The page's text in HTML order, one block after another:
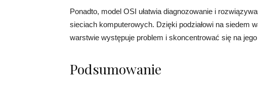
Ponadto, model OSI ułatwia diagnozowanie i
sieciach komputerowych. Dzięki podziałowi na siedem
warstwie występuje problem i skoncentrować się na
Podsumowanie